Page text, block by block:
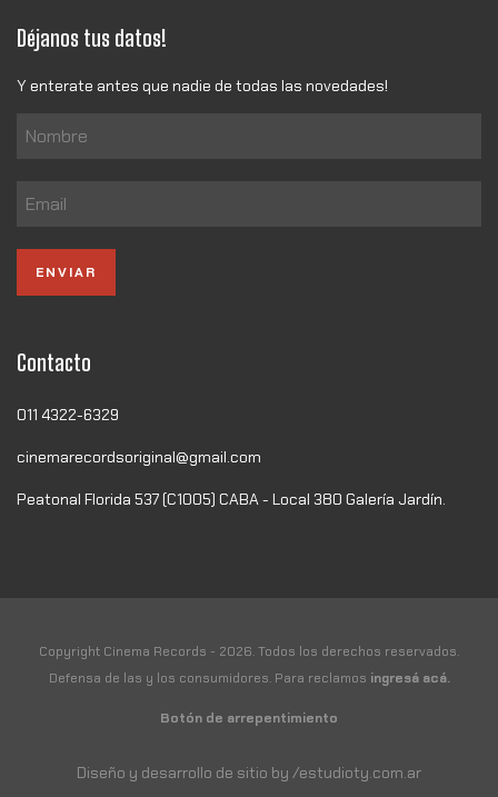
Déjanos tus datos!
Y enterate antes que nadie de todas las novedades!
Contacto
011 4322-6329
cinemarecordsoriginal@gmail.com
Peatonal Florida 537 (C1005) CABA - Local 380 Galería Jardín.
Copyright Cinema Records - 2026. Todos los derechos reservados.
Defensa de las y los consumidores. Para reclamos ingresá acá.
Botón de arrepentimiento
Diseño y desarrollo de sitio by /estudioty.com.ar